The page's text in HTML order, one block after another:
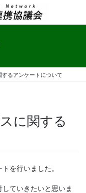
るアンケートについて
に関する
を行いました。
ていきたいと思いま